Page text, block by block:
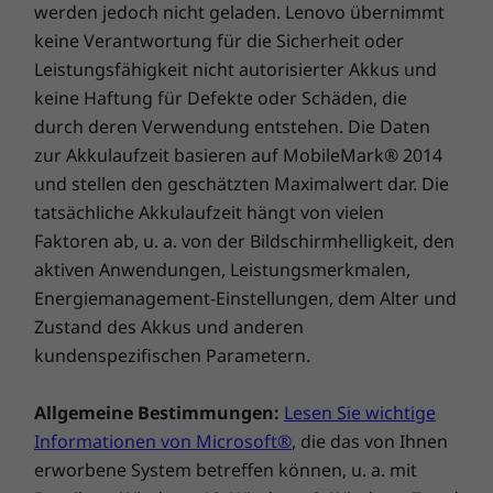
mit 100 % sRGB für Farbgenauigkeit.
Außerdem sind die nach vorne gerichteten
Lautsprecher mit Dolby Atmos®optimiert.
Tauchen Sie ein in ein atemberaubendes
Klangerlebnis – egal ob Sie Videos ansehen,
Musik streamen oder Video-Chats führen, Sie
werden diese Entertainment-Funktionen
lieben.
Akku:Akkus, die nicht von Lenovo hergestellt
oder autorisiert wurden, können in den Systemen
nicht verwendet werden. Systeme können
gestartet werden, die unautorisierten Akkus
werden jedoch nicht geladen. Lenovo übernimmt
keine Verantwortung für die Sicherheit oder
Leistungsfähigkeit nicht autorisierter Akkus und
keine Haftung für Defekte oder Schäden, die
durch deren Verwendung entstehen. Die Daten
zur Akkulaufzeit basieren auf MobileMark® 2014
und stellen den geschätzten Maximalwert dar. Die
tatsächliche Akkulaufzeit hängt von vielen
aktiven Anwendungen, Leistungsmerkmalen,
Energiemanagement-Einstellungen, dem Alter und
Zustand des Akkus und anderen